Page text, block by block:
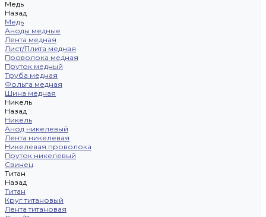
Медь
Назад
Медь
Аноды медные
Лента медная
Лист/Плита медная
Проволока медная
Пруток медный
Труба медная
Фольга медная
Шина медная
Никель
Назад
Никель
Анод никелевый
Лента никелевая
Никелевая проволока
Пруток никелевый
Свинец
Титан
Назад
Титан
Круг титановый
Лента титановая